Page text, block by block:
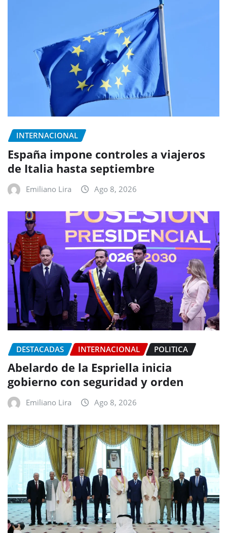
INTERNACIONAL
España impone controles a viajeros
de Italia hasta septiembre
Emiliano Lira Ago 8, 2026
DESTACADAS INTERNACIONAL POLITICA
Abelardo de la Espriella inicia
gobierno con seguridad y orden
Emiliano Lira Ago 8, 2026